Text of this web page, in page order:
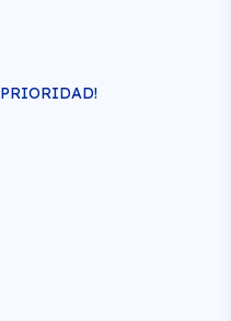
PRIORIDAD!